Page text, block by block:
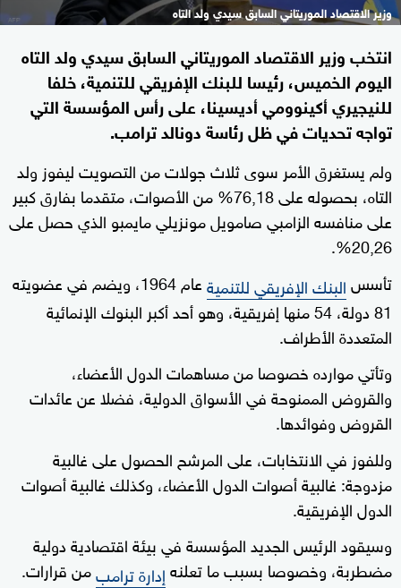
وزير الاقتصاد الموريتاني السابق سيدي ولد التاه
انتخب وزير الاقتصاد الموريتاني السابق سيدي ولد التاه
اليوم الخميس، رئيسا للبنك الإفريقي للتنمية، خلفا
للنيجيري أكينوومي أديسينا، على رأس المؤسسة التي
تواجه تحديات في ظل رئاسة دونالد ترامب.
ولم يستغرق الأمر سوى ثلاث جولات من التصويت ليفوز ولد
التاه، بحصوله على 76,18% من الأصوات، متقدما بفارق كبير
على منافسه الزامبي صامويل مونزيلي مايمبو الذي حصل على
20,26%.
تأسسالبنك الإفريقي للتنمية
عام 1964، ويضم في عضويته
81 دولة، 54 منها إفريقية، وهو أحد أكبر البنوك الإنمائية
المتعددة الأطراف.
وتأتي موارده خصوصا من مساهمات الدول الأعضاء،
والقروض الممنوحة في الأسواق الدولية، فضلا عن عائدات
القروض وفوائدها.
وللفوز في الانتخابات، على المرشح الحصول على غالبية
مزدوجة: غالبية أصوات الدول الأعضاء، وكذلك غالبية أصوات
الدول الإفريقية.
وسيقود الرئيس الجديد المؤسسة في بيئة اقتصادية دولية
مضطربة، وخصوصا بسبب ما تعلنهإدارة ترامبمن قرارات.